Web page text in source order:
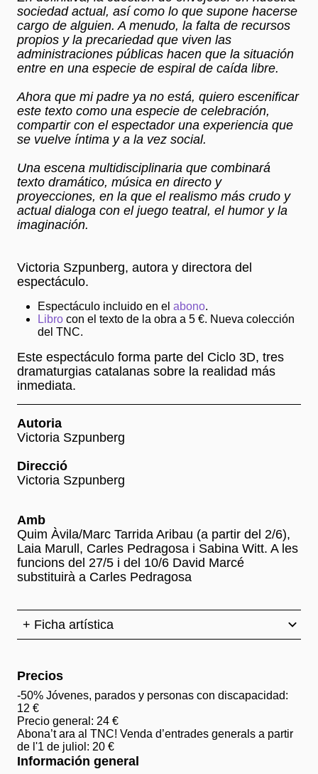
sociedad actual, así como lo que supone hacerse
cargo de alguien. A menudo, la falta de recursos
propios y la precariedad que viven las
administraciones públicas hacen que la situación
entre en una especie de espiral de caída libre.
Ahora que mi padre ya no está, quiero escenificar
este texto como una especie de celebración,
compartir con el espectador una experiencia que
se vuelve íntima y a la vez social.
Una escena multidisciplinaria que combinará
texto dramático, música en directo y
proyecciones, en la que el realismo más crudo y
actual dialoga con el juego teatral, el humor y la
imaginación.
Victoria Szpunberg, autora y directora del
espectáculo.
Espectáculo incluido en el abono.
Librocon el texto de la obra a 5 €. Nueva colección
del TNC.
Este espectáculo forma parte del Ciclo 3D, tres
dramaturgias catalanas sobre la realidad más
inmediata.
Autoria
Victoria Szpunberg
Direcció
Victoria Szpunberg
Amb
Quim Àvila/Marc Tarrida Aribau (a partir del 2/6),
Laia Marull, Carles Pedragosa i Sabina Witt. A les
funcions del 27/5 i del 10/6 David Marcé
substituirà a Carles Pedragosa
+ Ficha artística
Precios
-50% Jóvenes, parados y personas con discapacidad:
12 €
Precio general: 24 €
Abona’t ara al TNC! Venda d’entrades generals a partir
de l'1 de juliol: 20 €
Información general